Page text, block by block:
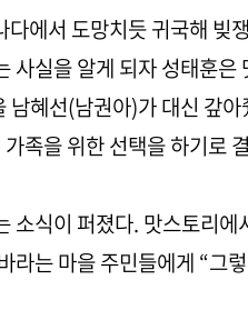
에서 도망치듯 귀국해 빚
사실을 알게 되자 성태훈은
혜선(남권아)가 대신 갚
족을 위한 선택을 하기로
소식이 퍼졌다. 맛스토리
라는 마을 주민들에게 “그